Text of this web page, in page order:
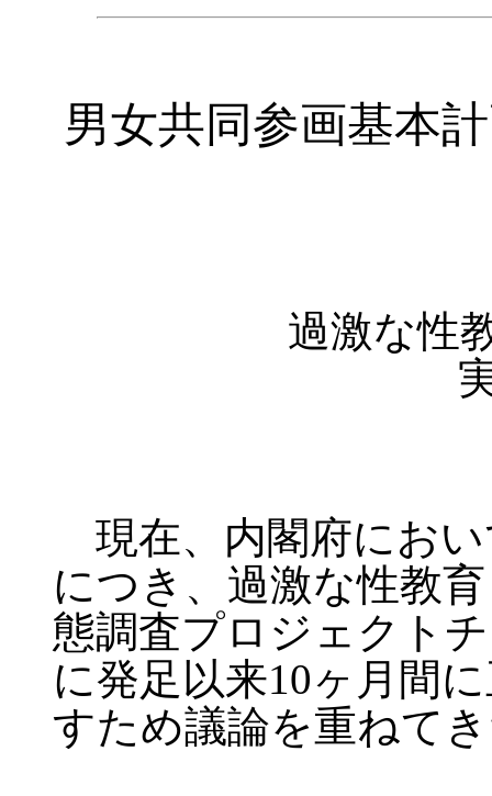
男女共同参画基本
過激な性
現在、内閣府にお
につき、過激な性教
態調査プロジェクト
に発足以来10ヶ月間
すため議論を重ねて